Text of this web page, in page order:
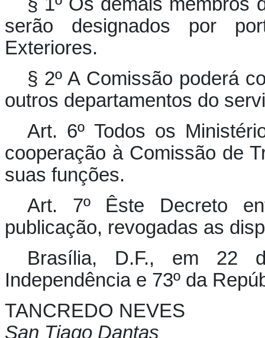
serão designados por
Exteriores.
§ 2º A Comissão poderá
outros departamentos do
Art. 6º Todos os
cooperação à Comissão de
suas funções.
Art. 7º Êste Decreto
publicação, revogadas as
Brasília, D.F., em 22
Independência e 73º da
TANCREDO NEVES
San Tiago Dantas